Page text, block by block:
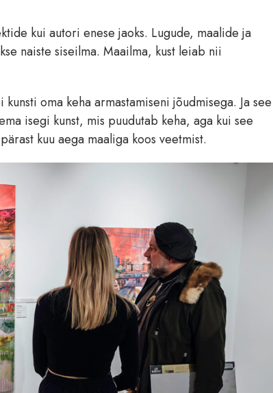
kui autori enese jaoks. Lugude, maalide ja
naiste siseilma. Maailma, kust leiab nii
oma keha armastamiseni jõudmisega. Ja see
isegi kunst, mis puudutab keha, aga kui see
kuu aega maaliga koos veetmist.